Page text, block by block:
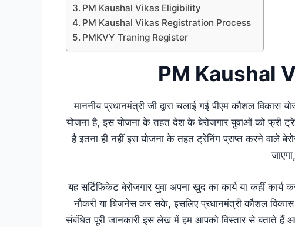
PM Kaushal Vikas Eligibility
PM Kaushal Vikas Registration Process
PMKVY Traning Register
PM Kaushal
माननीय प्रधानमंत्री जी द्वारा चलाई गई पीएम कौशल विकास
योजना है, इस योजना के तहत देश के बेरोजगार युवाओं को फ्री
है इतना ही नहीं इस योजना के तहत ट्रेनिंग प्राप्त करने वाले
जाएगा,
यह सर्टिफिकेट बेरोजगार युवा अपना खुद का कार्य या कहीं
नौकरी या बिजनेस कर सके, इसलिए प्रधानमंत्री कौशल
संबंधित पूरी जानकारी इस लेख में हम आपको विस्तार से बताते हैं